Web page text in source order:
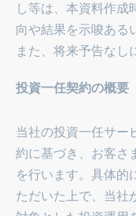
し等は、本資料作成
向や結果を示唆ある
また、将来予告なし
投資一任契約の概要
当社の投資一任サー
約に基づき、お客さ
を行います。具体的
ただいた上で、当社